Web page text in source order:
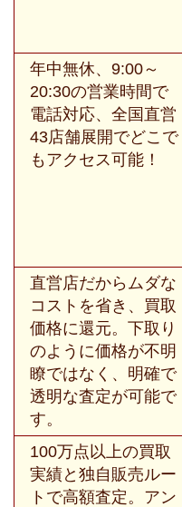
年中無休、9:00～
20:30の営業時間で
電話対応、全国直営
43店舗展開でどこで
もアクセス可能！
直営店だからムダな
コストを省き、買取
価格に還元。下取り
のように価格が不明
瞭ではなく、明確で
透明な査定が可能で
す。
100万点以上の買取
実績と独自販売ルー
トで高額査定。アン